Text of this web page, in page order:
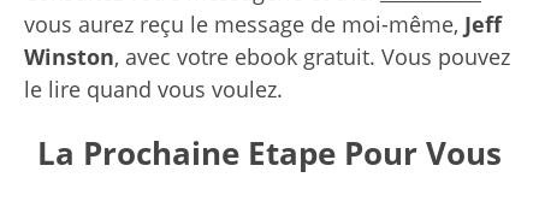
vous aurez reçu le message de moi-même, Jeff
Winston, avec votre ebook gratuit. Vous pouvez
le lire quand vous voulez.
La Prochaine Etape Pour Vous